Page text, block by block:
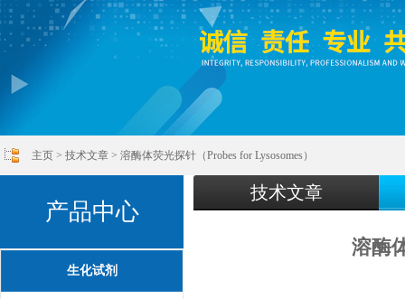
主页 > 技术文章 > 溶酶体荧光探针（Probes for Lysosomes）
产品中心
生化试剂
技术文章
溶酶